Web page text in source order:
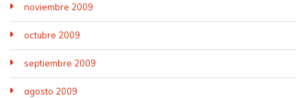
noviembre 2009
octubre 2009
septiembre 2009
agosto 2009